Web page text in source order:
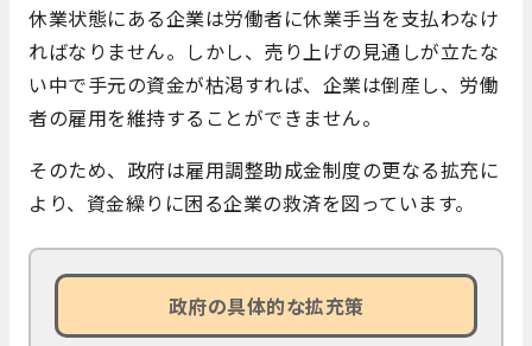
休業状態にある企業は労働者に休業手当を支払わなけ
ればなりません。しかし、売り上げの見通しが立たな
い中で手元の資金が枯渇すれば、企業は倒産し、労働
者の雇用を維持することができません。
そのため、政府は雇用調整助成金制度の更なる拡充に
より、資金繰りに困る企業の救済を図っています。
政府の具体的な拡充策